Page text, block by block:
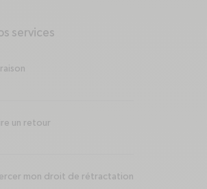
services
down
un retour
mon droit de rétractation